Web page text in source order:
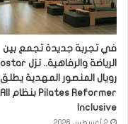
في تجربة جديدة تجمع بين
رويال المنصور المهدية يطلق
Pilates Reformer بنظام All
Inclusive